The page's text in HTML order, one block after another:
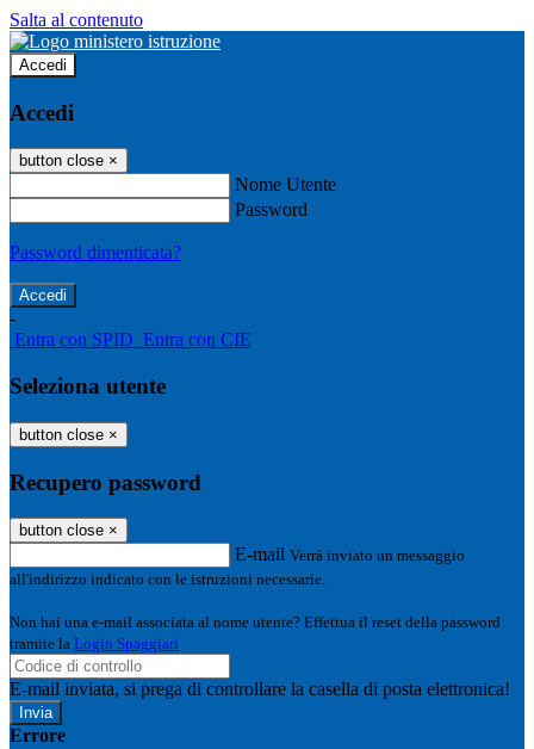
Salta al contenuto
Accedi
Accedi
button close ×
Nome Utente
Password
Password dimenticata?
-
Entra con SPID Entra con CIE
Seleziona utente
button close ×
Recupero password
button close ×
E-mail Verrà inviato un messaggio
all'indirizzo indicato con le istruzioni necessarie.
Non hai una e-mail associata al nome utente? Effettua il reset della password
tramite la Login Spaggiari
E-mail inviata, si prega di controllare la casella di posta elettronica!
Errore